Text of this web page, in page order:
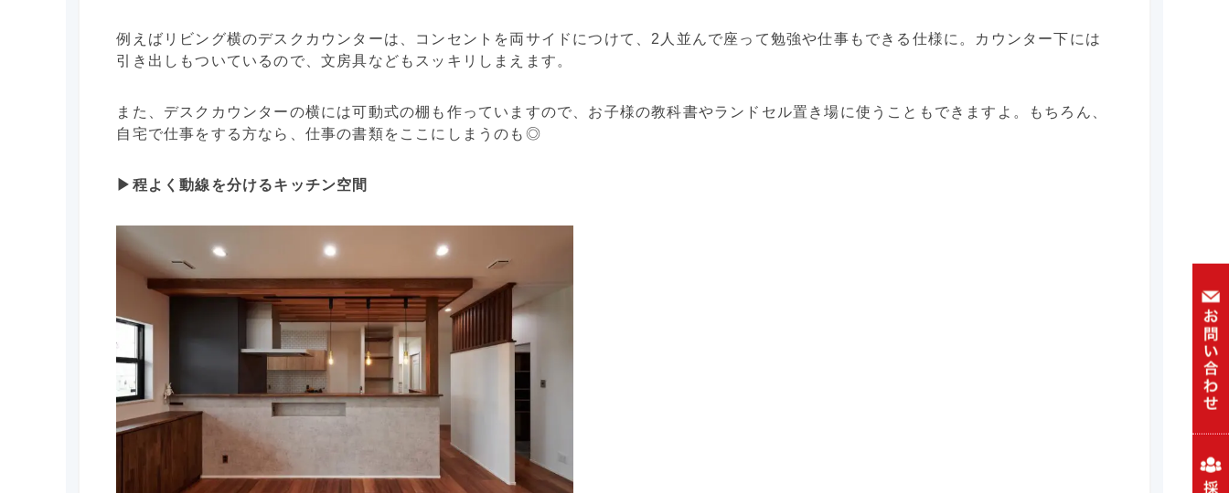
例えばリビング横のデスクカウンターは、コンセントを両サイドにつけて、2人並んで座って勉強や仕事もできる仕様に。カウンター下には
引き出しもついているので、文房具などもスッキリしまえます。
また、デスクカウンターの横には可動式の棚も作っていますので、お子様の教科書やランドセル置き場に使うこともできますよ。もちろん、
自宅で仕事をする方なら、仕事の書類をここにしまうのも◎
▶︎程よく動線を分けるキッチン空間